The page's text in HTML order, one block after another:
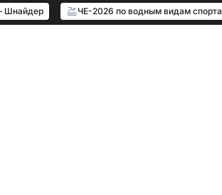
Шнайдер ЧЕ-2026 по водным видам спорта